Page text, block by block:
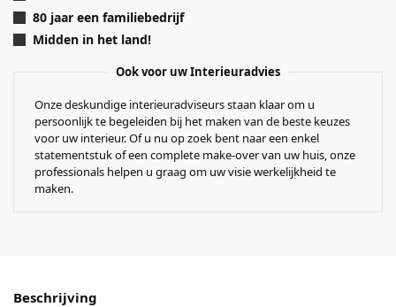
80 jaar een familiebedrijf
Midden in het land!
Ook voor uw Interieuradvies
Onze deskundige interieuradviseurs staan klaar om u
persoonlijk te begeleiden bij het maken van de beste keuzes
voor uw interieur. Of u nu op zoek bent naar een enkel
statementstuk of een complete make-over van uw huis, onze
professionals helpen u graag om uw visie werkelijkheid te
maken.
Beschrijving